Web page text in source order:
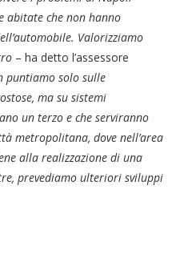
abitate che non hanno
Valorizziamo
– ha detto l’assessore
puntiamo solo sulle
ma su sistemi
un terzo e che serviranno
metropolitana, dove nell’area
alla realizzazione di una
prevediamo ulteriori sviluppi